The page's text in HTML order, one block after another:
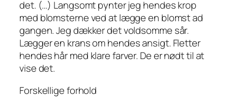
det. (…) Langsomt pynter jeg hendes krop
med blomsterne ved at lægge en blomst ad
gangen. Jeg dækker det voldsomme sår.
Lægger en krans om hendes ansigt. Fletter
hendes hår med klare farver. De er nødt til at
vise det.
Forskellige forhold